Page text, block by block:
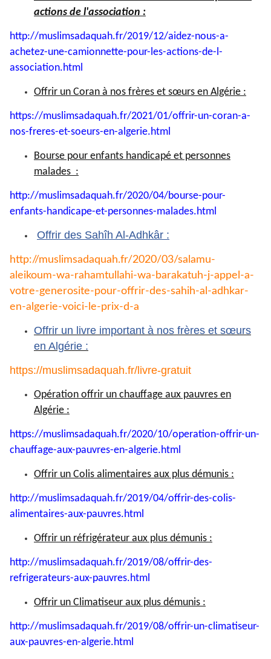
actions de l'association :
http://muslimsadaquah.fr/2019/12/aidez-nous-a-
achetez-une-camionnette-pour-les-actions-de-l-
association.html
Offrir un Coran à nos frères et sœurs en Algérie :
https://muslimsadaquah.fr/2021/01/offrir-un-coran-a-
nos-freres-et-soeurs-en-algerie.html
Bourse pour enfants handicapé et personnes
malades :
http://muslimsadaquah.fr/2020/04/bourse-pour-
enfants-handicape-et-personnes-malades.html
Offrir des Sahîh Al-Adhkâr :
http://muslimsadaquah.fr/2020/03/salamu-
aleikoum-wa-rahamtullahi-wa-barakatuh-j-appel-a-
votre-generosite-pour-offrir-des-sahih-al-adhkar-
en-algerie-voici-le-prix-d-a
Offrir un livre important à nos frères et sœurs
en Algérie :
https://muslimsadaquah.fr/ livre-gratuit
Opération offrir un chauffage aux pauvres en
Algérie :
https://muslimsadaquah.fr/2020/10/operation-offrir-un-
chauffage-aux-pauvres-en-algerie.html
Offrir un Colis alimentaires aux plus démunis :
http://muslimsadaquah.fr/2019/04/offrir-des-colis-
alimentaires-aux-pauvres.html
Offrir un réfrigérateur aux plus démunis :
http://muslimsadaquah.fr/2019/08/offrir-des-
refrigerateurs-aux-pauvres.html
Offrir un Climatiseur aux plus démunis :
http://muslimsadaquah.fr/2019/08/offrir-un-climatiseur-
aux-pauvres-en-algerie.html